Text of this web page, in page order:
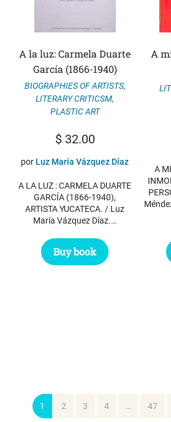
A la luz: Carmela Duarte
García (1866-1940)
BIOGRAPHIES OF ARTISTS,
LITERARY CRITICSM,
PLASTIC ART
$32.00
por Luz María Vázquez Díaz
A LA LUZ : CARMELA DUARTE
GARCÍA (1866-1940),
ARTISTA YUCATECA. / Luz
María Vázquez Díaz.…
Buy book
A
A
1 2 3 4 … 47